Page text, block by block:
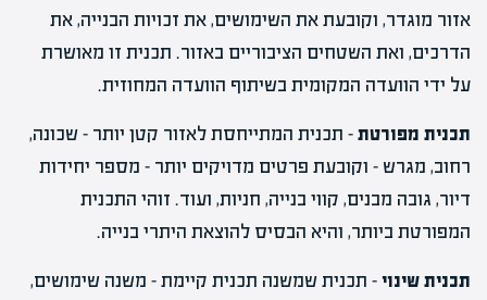
אזור מוגדר, וקובעת את השימושים, את זכויות הבנייה, את
הדרכים, ואת השטחים הציבוריים באזור. תכנית זו מאושרת
על ידי הוועדה המקומית בשיתוף הוועדה המחוזית.
תכנית מפורטת– תכנית המתייחסת לאזור קטן יותר – שכונה,
רחוב, מגרש – וקובעת פרטים מדויקים יותר – מספר יחידות
דיור, גובה מבנים, קווי בנייה, חניות, ועוד. זוהי התכנית
המפורטת ביותר, והיא הבסיס להוצאת היתרי בנייה.
תכנית שינוי– תכנית שמשנה תכנית קיימת – משנה שימושים,